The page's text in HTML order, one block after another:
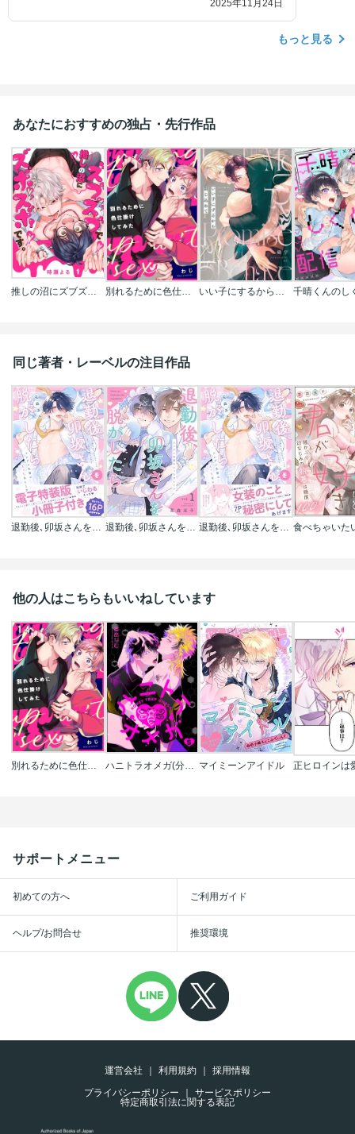
2025年11月24日
もっと見る
あなたにおすすめの独占・先行作品
別れるために色仕掛けしてみた
同じ著者・レーベルの注目作品
他の人はこちらもいいねしています
ハニトラオメガ(分冊版) マイミーンアイドル
サポートメニュー
初めての方へ ご利用ガイド
ヘルプ/お問合せ 推奨環境
運営会社 利用規約
採用情報
プライバシーポリシー
サービスポリシー
特定商取引法に関する表記